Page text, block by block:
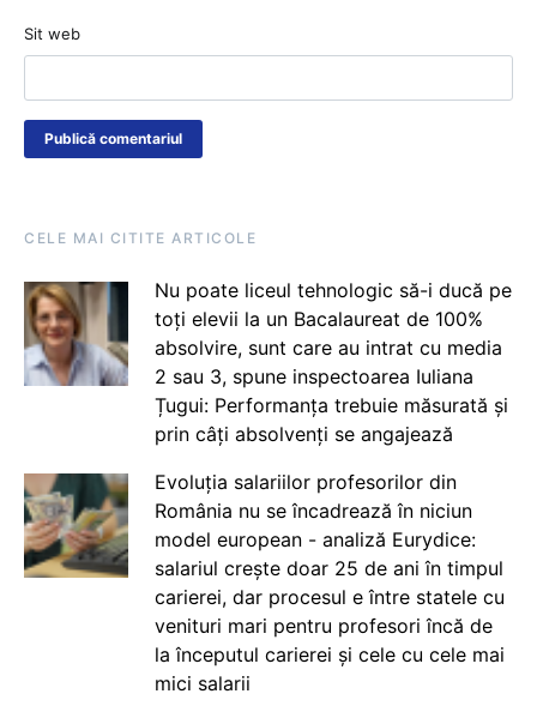
Sit web
CELE MAI CITITE ARTICOLE
Nu poate liceul tehnologic să-i ducă pe
toți elevii la un Bacalaureat de 100%
absolvire, sunt care au intrat cu media
2 sau 3, spune inspectoarea Iuliana
Țugui: Performanța trebuie măsurată și
prin câți absolvenți se angajează
Evoluția salariilor profesorilor din
România nu se încadrează în niciun
model european - analiză Eurydice:
salariul crește doar 25 de ani în timpul
carierei, dar procesul e între statele cu
venituri mari pentru profesori încă de
la începutul carierei și cele cu cele mai
mici salarii